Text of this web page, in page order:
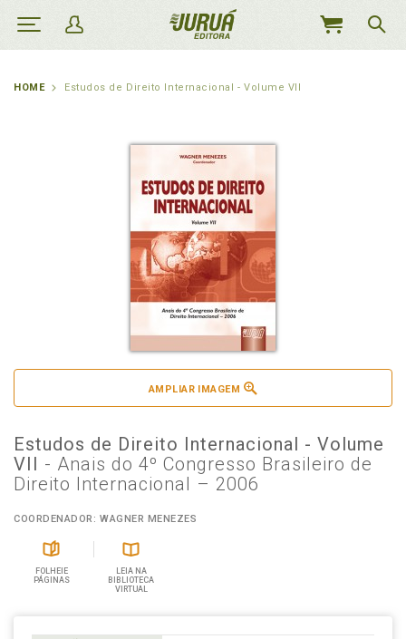
MEU
HOME Estudos de Direito Internacional - Volume VII
AMPLIAR IMAGEM
Estudos de Direito Internacional - Volume
VII - Anais do 4º Congresso Brasileiro de
Direito Internacional – 2006
COORDENADOR: WAGNER MENEZES
FOLHEIE
PÁGINAS
LEIA NA
BIBLIOTECA
VIRTUAL